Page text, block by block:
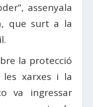
assenyala
que surt a la
la protecció
xarxes i la
va ingressar